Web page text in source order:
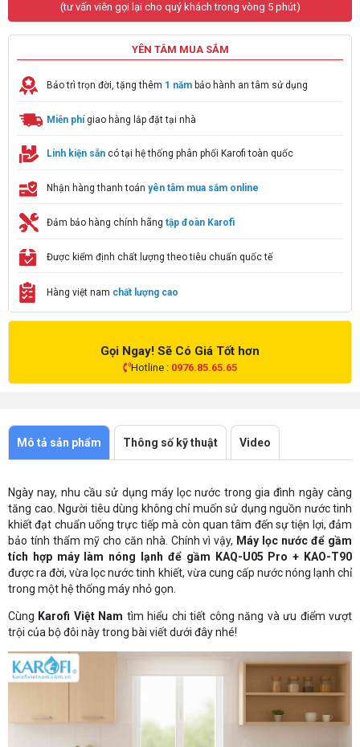
(tư vấn viên gọi lại cho quý khách trong vòng 5 phút)
YÊN TÂM MUA SẮM
Bảo trì trọn đời, tặng thêm 1 năm bảo hành an tâm sử dụng
Miễn phígiao hàng lắp đặt tại nhà
Linh kiện sẵn có tại hệ thống phân phối Karofi toàn quốc
Nhận hàng thanh toán yên tâm mua sắm online
Đảm bảo hàng chính hãng tập đoàn Karofi
Được kiểm định chất lượng theo tiêu chuẩn quốc tế
Hàng việt nam chất lượng cao
Gọi Ngay! Sẽ Có Giá Tốt hơn
Hotline : 0976.85.65.65
Mô tả sản phẩm Thông số kỹ thuật Video
Ngày nay, nhu cầu sử dụng máy lọc nước trong gia đình ngày càng
tăng cao. Người tiêu dùng không chỉ muốn sử dụng nguồn nước tinh
khiết đạt chuẩn uống trực tiếp mà còn quan tâm đến sự tiện lợi, đảm
bảo tính thẩm mỹ cho căn nhà. Chính vì vậy, Máy lọc nước để gầm
tích hợp máy làm nóng lạnh để gầm KAQ-U05 Pro + KAO-T90
được ra đời, vừa lọc nước tinh khiết, vừa cung cấp nước nóng lạnh chỉ
trong một hệ thống máy nhỏ gọn.
Cùng Karofi Việt Nam tìm hiểu chi tiết công năng và ưu điểm vượt
trội của bộ đôi này trong bài viết dưới đây nhé!